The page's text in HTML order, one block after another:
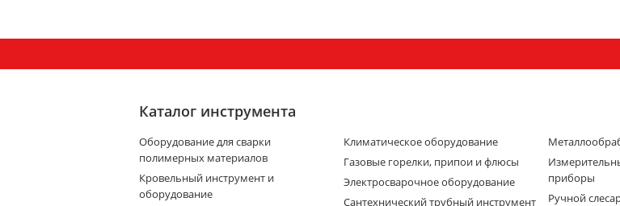
Каталог инструмента
Оборудование для сварки
полимерных материалов
Кровельный инструмент и
оборудование
Климатическое оборудование
Газовые горелки, припои и флюсы
Электросварочное оборудование
Сантехнический трубный инструмент
приборы
Ручной